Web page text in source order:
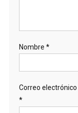
Nombre *
Correo electrónico
*